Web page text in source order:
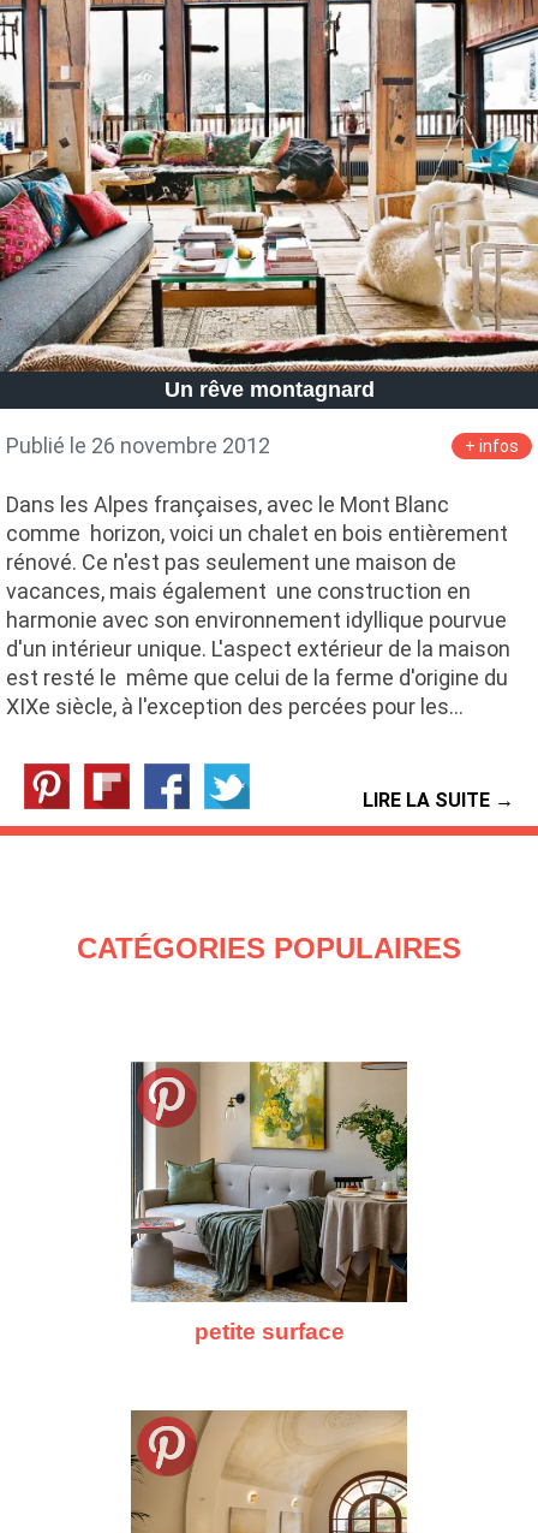
Un rêve montagnard
Publié le 26 novembre 2012 + infos
Dans les Alpes françaises, avec le Mont Blanc
comme horizon, voici un chalet en bois entièrement
rénové. Ce n'est pas seulement une maison de
vacances, mais également une construction en
harmonie avec son environnement idyllique pourvue
d'un intérieur unique. L'aspect extérieur de la maison
est resté le même que celui de la ferme d'origine du
XIXe siècle, à l'exception des percées pour les…
LIRE LA SUITE →
CATÉGORIES POPULAIRES
petite surface